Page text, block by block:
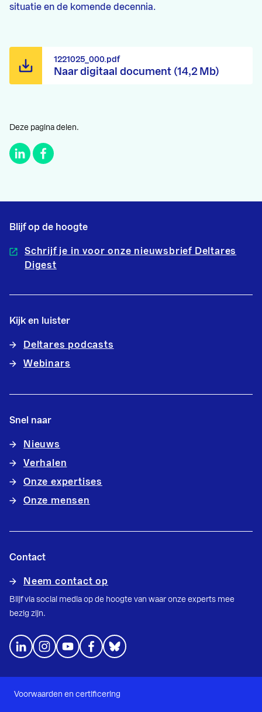
situatie en de komende decennia.
Naar digitaal document (14,2 Mb)
1221025_000.pdf
Deze pagina delen.
Blijf op de hoogte
Schrijf je in voor onze nieuwsbrief Deltares
Digest
Kijk en luister
Deltares podcasts
Webinars
Snel naar
Nieuws
Verhalen
Onze expertises
Onze mensen
Contact
Neem contact op
Blijf via social media op de hoogte van waar onze experts mee
bezig zijn.
Voorwaarden en certificering